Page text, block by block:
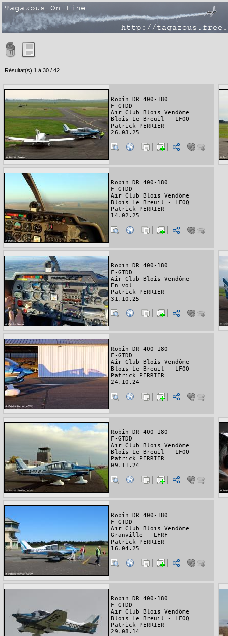
Résultat(s) 1 à 30 / 42
Robin DR 400-180
F-GTDD
Air Club Blois Vendôme
Blois Le Breuil - LFOQ
Patrick PERRIER
26.03.25
Robin DR 400-180
F-GTDD
Air Club Blois Vendôme
Blois Le Breuil - LFOQ
Patrick PERRIER
14.02.25
Robin DR 400-180
F-GTDD
Air Club Blois Vendôme
En vol
Patrick PERRIER
31.10.25
Robin DR 400-180
F-GTDD
Air Club Blois Vendôme
Blois Le Breuil - LFOQ
Patrick PERRIER
24.10.24
Robin DR 400-180
F-GTDD
Air Club Blois Vendôme
Blois Le Breuil - LFOQ
Patrick PERRIER
09.11.24
Robin DR 400-180
F-GTDD
Air Club Blois Vendôme
Granville - LFRF
Patrick PERRIER
16.04.25
Robin DR 400-180
F-GTDD
Air Club Blois Vendôme
Blois Le Breuil - LFOQ
Patrick PERRIER
29.08.14